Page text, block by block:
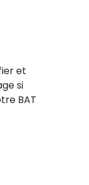
et
si
BAT